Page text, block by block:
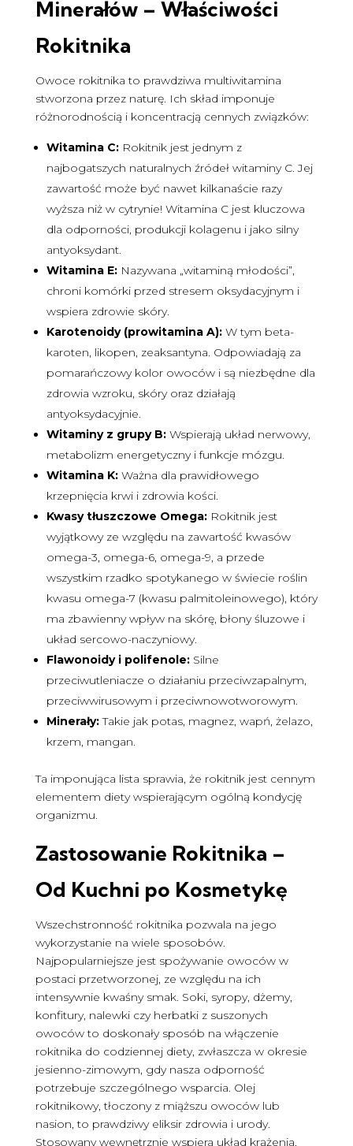
Minerałów – Właściwości
Rokitnika
Owoce rokitnika to prawdziwa multiwitamina
stworzona przez naturę. Ich skład imponuje
różnorodnością i koncentracją cennych związków:
Witamina C:Rokitnik jest jednym z
najbogatszych naturalnych źródeł witaminy C. Jej
zawartość może być nawet kilkanaście razy
wyższa niż w cytrynie! Witamina C jest kluczowa
dla odporności, produkcji kolagenu i jako silny
antyoksydant.
Witamina E:Nazywana „witaminą młodości”,
chroni komórki przed stresem oksydacyjnym i
wspiera zdrowie skóry.
Karotenoidy (prowitamina A):W tym beta-
karoten, likopen, zeaksantyna. Odpowiadają za
pomarańczowy kolor owoców i są niezbędne dla
zdrowia wzroku, skóry oraz działają
antyoksydacyjnie.
Witaminy z grupy B:Wspierają układ nerwowy,
metabolizm energetyczny i funkcje mózgu.
Witamina K:Ważna dla prawidłowego
krzepnięcia krwi i zdrowia kości.
Kwasy tłuszczowe Omega:Rokitnik jest
wyjątkowy ze względu na zawartość kwasów
omega-3, omega-6, omega-9, a przede
wszystkim rzadko spotykanego w świecie roślin
kwasu omega-7 (kwasu palmitoleinowego), który
ma zbawienny wpływ na skórę, błony śluzowe i
układ sercowo-naczyniowy.
Flawonoidy i polifenole:Silne
przeciwutleniacze o działaniu przeciwzapalnym,
przeciwwirusowym i przeciwnowotworowym.
Minerały:Takie jak potas, magnez, wapń, żelazo,
krzem, mangan.
Ta imponująca lista sprawia, że rokitnik jest cennym
elementem diety wspierającym ogólną kondycję
organizmu.
Zastosowanie Rokitnika –
Od Kuchni po Kosmetykę
Wszechstronność rokitnika pozwala na jego
wykorzystanie na wiele sposobów.
Najpopularniejsze jest spożywanie owoców w
postaci przetworzonej, ze względu na ich
intensywnie kwaśny smak. Soki, syropy, dżemy,
konfitury, nalewki czy herbatki z suszonych
owoców to doskonały sposób na włączenie
rokitnika do codziennej diety, zwłaszcza w okresie
jesienno-zimowym, gdy nasza odporność
potrzebuje szczególnego wsparcia. Olej
rokitnikowy, tłoczony z miąższu owoców lub
nasion, to prawdziwy eliksir zdrowia i urody.
Stosowany wewnętrznie wspiera układ krążenia,